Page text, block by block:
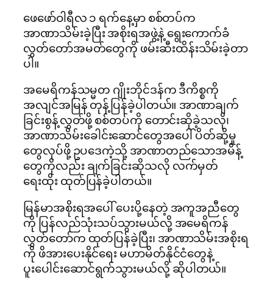
ဖေဖော်ဝါရီလ ၁ ရက်နေ့မှာ စစ်တပ်က
အာဏာသိမ်းခဲ့ပြီး အစိုးရအဖွဲ့နဲ့ ရွေးကောက်ခံ
လွှတ်တော်အမတ်တွေကို ဖမ်းဆီးထိန်းသိမ်းခဲ့တာ
ပါ။
အမေရိကန်သမ္မတ ဂျိုးဘိုင်ဒန်က ဒီကိစ္စကို
အလျင်အမြန် တုန့်ပြန်ခဲ့ပါတယ်။ အာဏာချက်
ခြင်းစွန့်လွှတ်ဖို့ စစ်တပ်ကို တောင်းဆိုခဲ့သလို၊
အာဏာသိမ်းခေါင်းဆောင်တွေအပေါ် ပိတ်ဆို့မှု
တွေလုပ်ဖို့ ဥပဒေကဲ့သို့ အာဏာတည်သောအမိန့်
တွေကိုလည်း ချက်ခြင်းဆိုသလို လက်မှတ်
ရေးထိုး ထုတ်ပြန်ခဲ့ပါတယ်။
မြန်မာအစိုးရအပေါ် ပေးပို့နေတဲ့ အကူအညီတွေ
ကို ပြန်လည်သုံးသပ်သွားမယ်လို့ အမေရိကန်
လွှတ်တော်က ထုတ်ပြန်ခဲ့ပြီး၊ အာဏာသိမ်းအစိုးရ
ကို ဖိအားပေးနိုင်ရေး မဟာမိတ်နိုင်ငံတွေနဲ့
ပူးပေါင်းဆောင်ရွက်သွားမယ်လို့ ဆိုပါတယ်။